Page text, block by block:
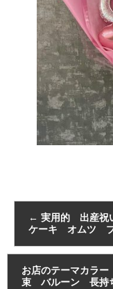
← 実用的 出産祝
ケーキ オムツ
お店のテーマカラ
束 バルーン 長持